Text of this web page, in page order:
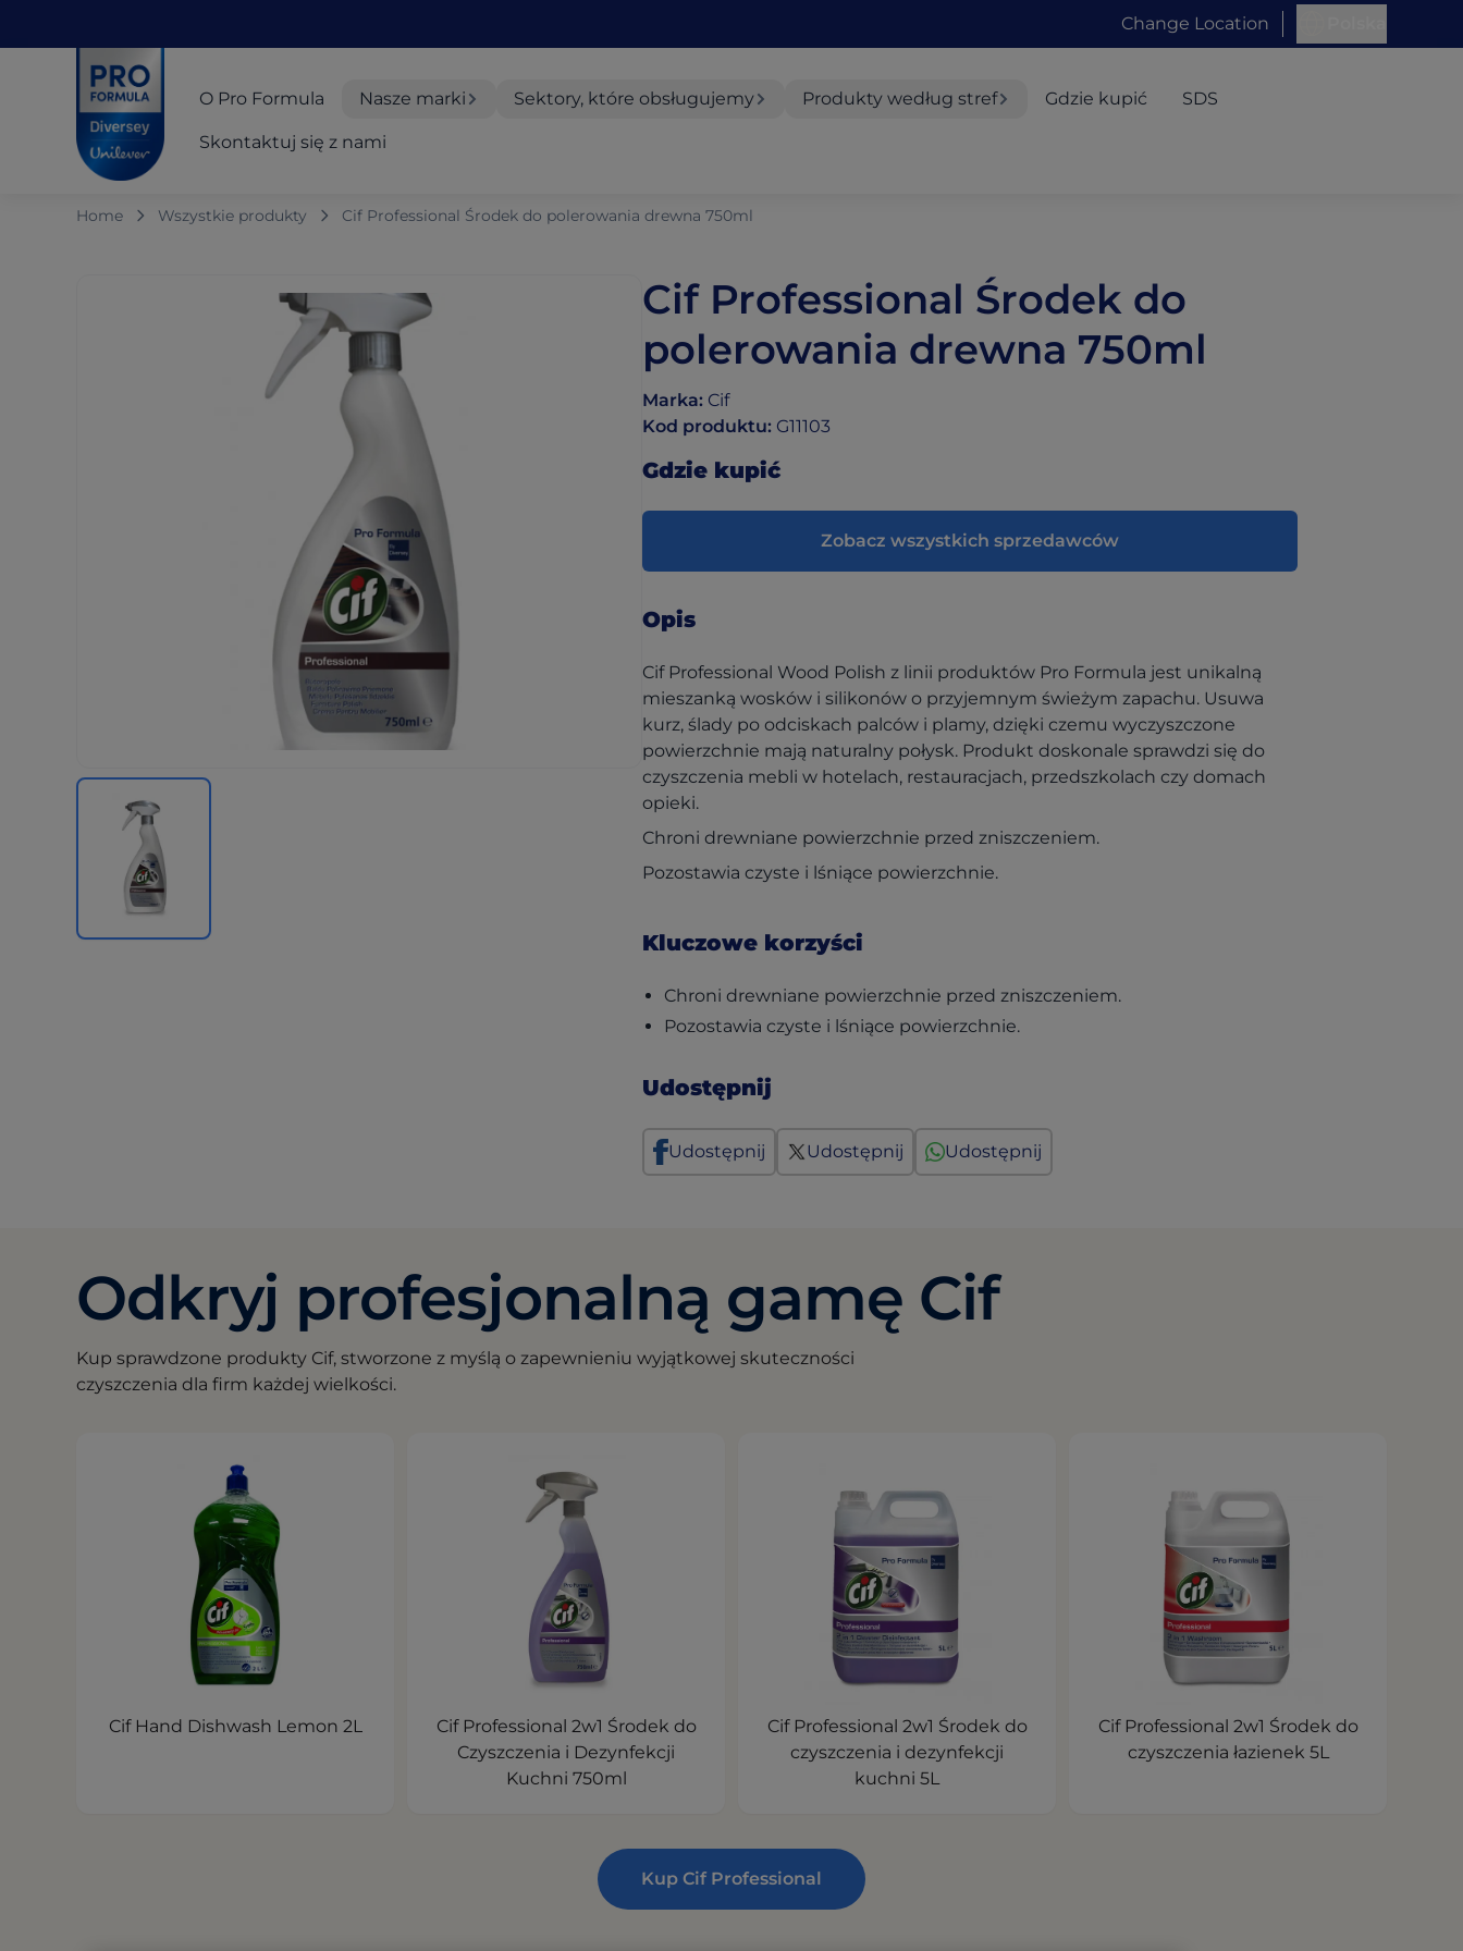
Change Location
O Pro Formula Nasze marki Sektory, które obsługujemy Produkty według stref Gdzie kupić SDS
Skontaktuj się z nami
Home Wszystkie produkty Cif Professional Środek do polerowania drewna 750ml
Cif Professional Środek do
polerowania drewna 750ml
Marka: Cif
Kod produktu: G11103
Gdzie kupić
Zobacz wszystkich sprzedawców
Opis
Cif Professional Wood Polish z linii produktów Pro Formula jest unikalną
mieszanką wosków i silikonów o przyjemnym świeżym zapachu. Usuwa
kurz, ślady po odciskach palców i plamy, dzięki czemu wyczyszczone
powierzchnie mają naturalny połysk. Produkt doskonale sprawdzi się do
czyszczenia mebli w hotelach, restauracjach, przedszkolach czy domach
opieki.
Chroni drewniane powierzchnie przed zniszczeniem.
Pozostawia czyste i lśniące powierzchnie.
Kluczowe korzyści
Chroni drewniane powierzchnie przed zniszczeniem.
Pozostawia czyste i lśniące powierzchnie.
Udostępnij
Udostępnij Udostępnij Udostępnij
Odkryj profesjonalną gamę Cif
Kup sprawdzone produkty Cif, stworzone z myślą o zapewnieniu wyjątkowej skuteczności
czyszczenia dla firm każdej wielkości.
Cif Hand Dishwash Lemon 2L
Cif Professional 2w1 Środek do
Czyszczenia i Dezynfekcji
Kuchni 750ml
Cif Professional 2w1 Środek do
czyszczenia i dezynfekcji
kuchni 5L
Cif Professional 2w1 Środek do
czyszczenia łazienek 5L
Kup Cif Professional